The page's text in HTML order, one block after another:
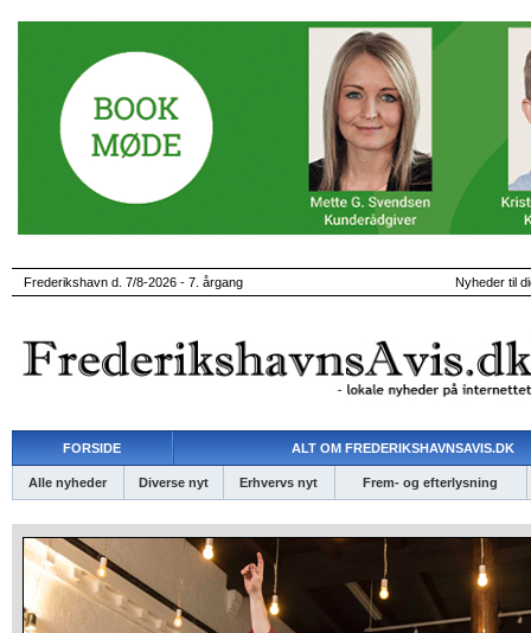
Frederikshavn d. 7/8-2026 - 7. årgang Nyheder til
FORSIDE ALT OM FREDERIKSHAVNSAVIS.DK
Alle nyheder Diverse nyt Erhvervs nyt Frem- og efterlysning